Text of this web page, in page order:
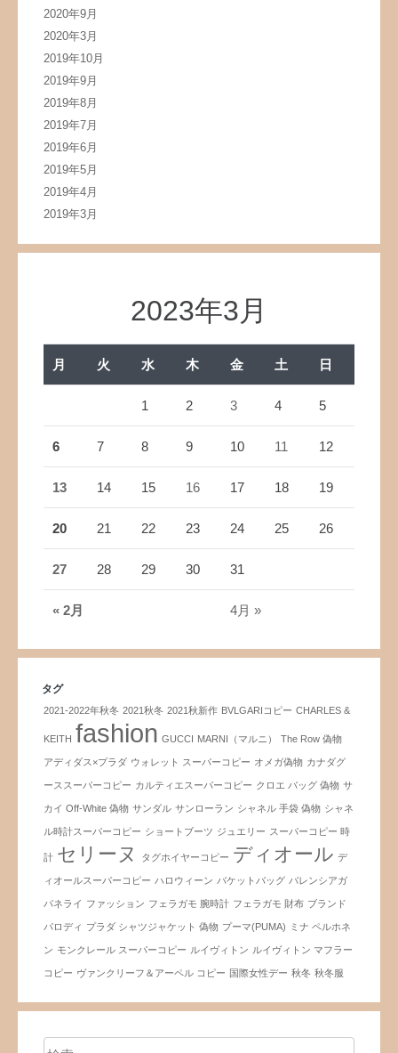
2020年9月
2020年3月
2019年10月
2019年9月
2019年8月
2019年7月
2019年6月
2019年5月
2019年4月
2019年3月
2023年3月
月 火 水 木 金 土 日
« 2月 4月 »
1 2 3 4 5
6 7 8 9 10 11 12
13 14 15 16 17 18 19
20 21 22 23 24 25 26
27 28 29 30 31
タグ
2021-2022年秋冬 2021秋冬 2021秋新作 BVLGARIコピー CHARLES &
KEITH fashion GUCCI MARNI（マルニ） The Row 偽物
アディダス×プラダ ウォレット スーパーコピー オメガ偽物 カナダグ
ーススーパーコピー カルティエスーパーコピー クロエ バッグ 偽物 サ
カイ Off-White 偽物 サンダル サンローラン シャネル 手袋 偽物 シャネ
ル時計スーパーコピー ショートブーツ ジュエリー スーパーコピー 時
計 セリーヌ タグホイヤーコピー ディオール デ
ィオールスーパーコピー ハロウィーン バケットバッグ バレンシアガ
パネライ ファッション フェラガモ 腕時計 フェラガモ 財布 ブランド
パロディ プラダ シャツジャケット 偽物 プーマ(PUMA) ミナ ペルホネ
ン モンクレール スーパーコピー ルイヴィトン ルイヴィトン マフラー
コピー ヴァンクリーフ＆アーペル コピー 国際女性デー 秋冬 秋冬服